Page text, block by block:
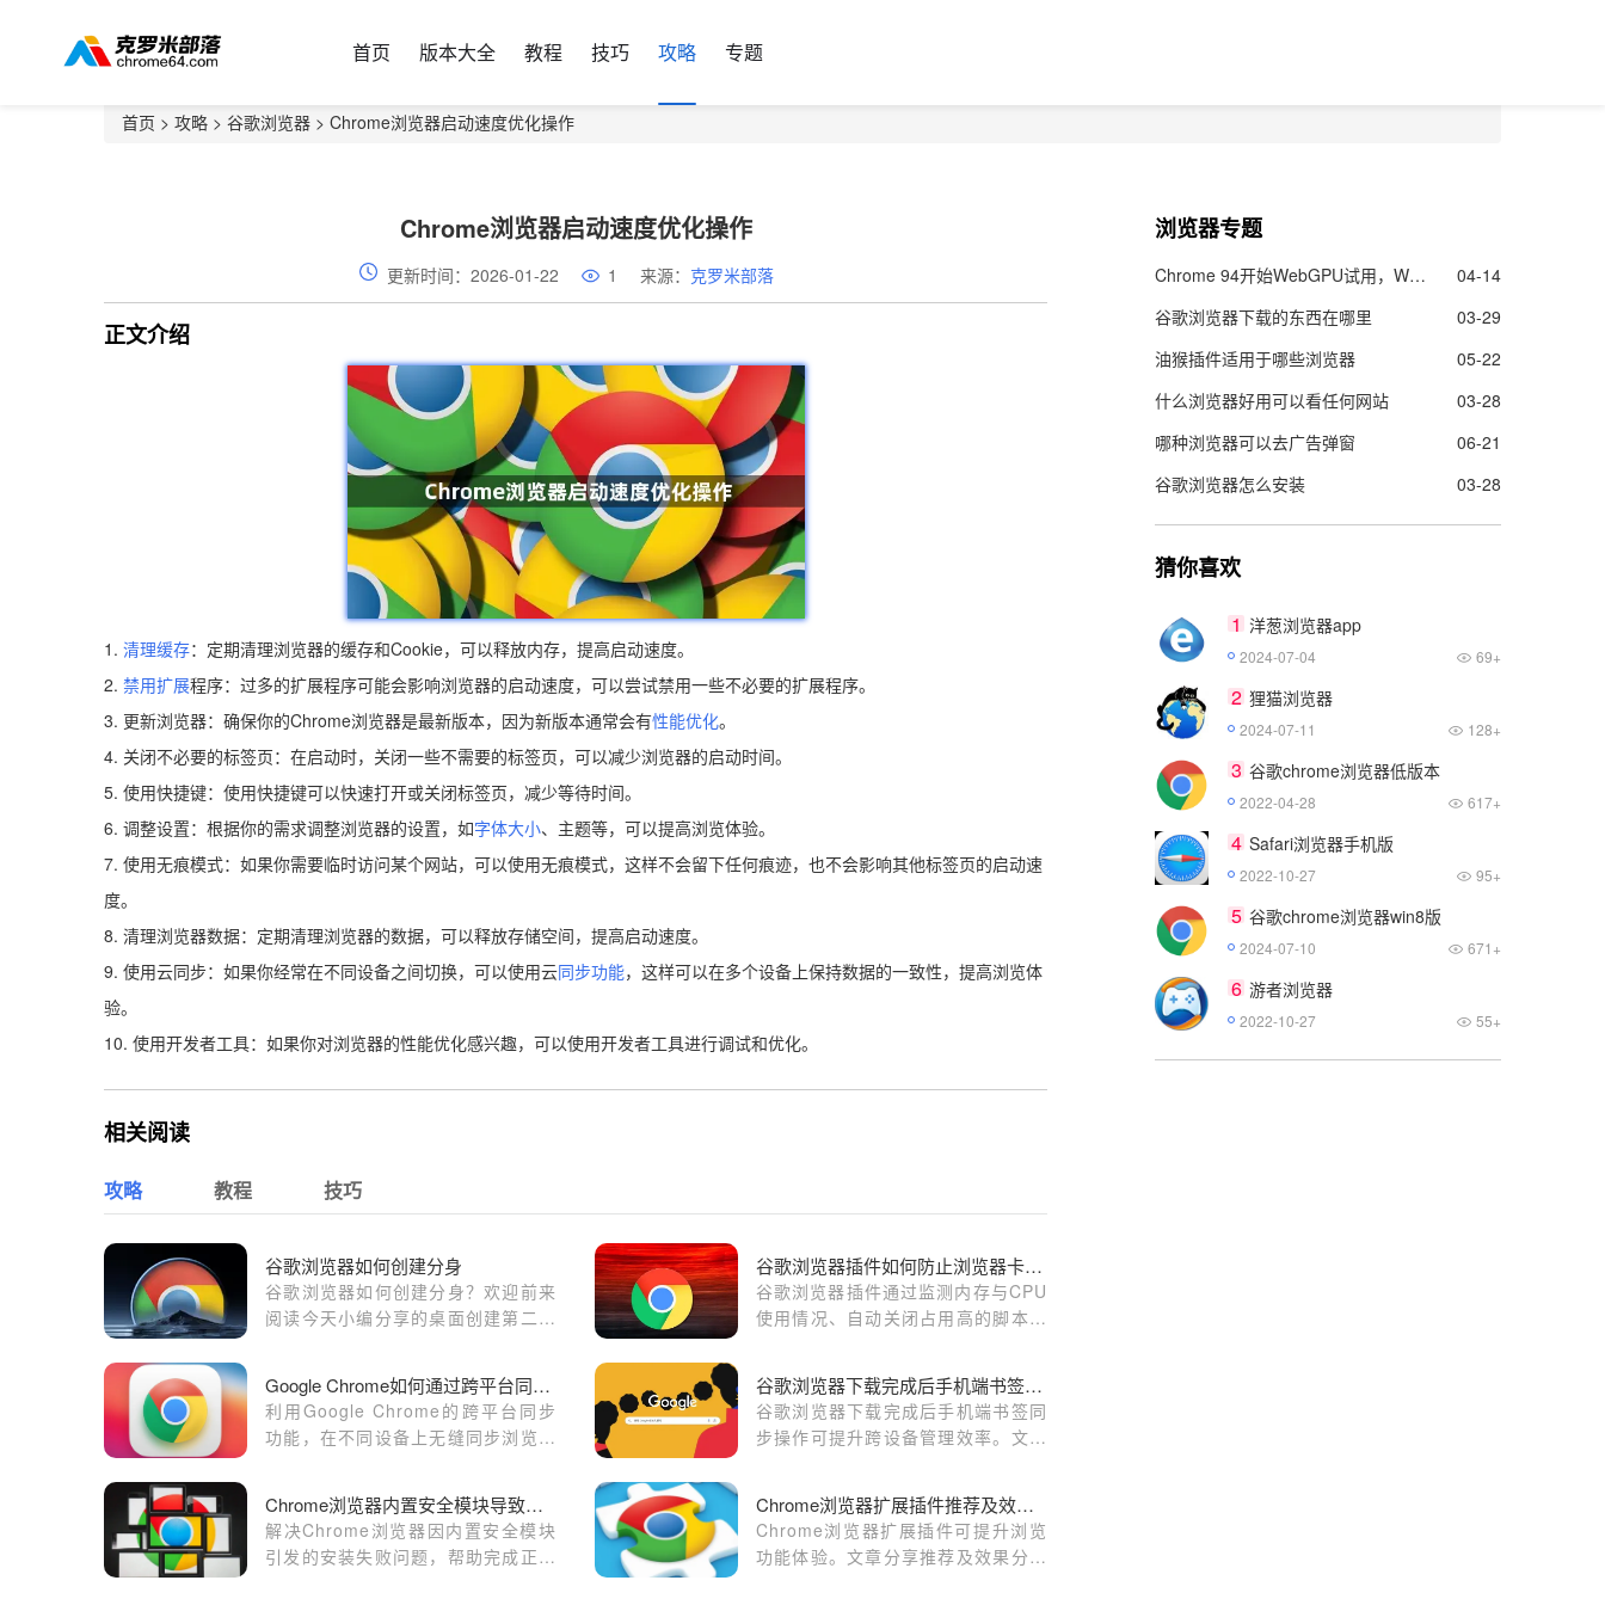
首页 版本大全 教程 技巧 攻略 专题
首页 > 攻略 > 谷歌浏览器 > Chrome浏览器启动速度优化操作
Chrome浏览器启动速度优化操作
更新时间：2026-01-22 1 来源： 克罗米部落
正文介绍
1. 清理缓存：定期清理浏览器的缓存和Cookie，可以释放内存，提高启动速度。
2. 禁用扩展程序：过多的扩展程序可能会影响浏览器的启动速度，可以尝试禁用一些不必要的扩展程序。
3. 更新浏览器：确保你的Chrome浏览器是最新版本，因为新版本通常会有性能优化。
4. 关闭不必要的标签页：在启动时，关闭一些不需要的标签页，可以减少浏览器的启动时间。
5. 使用快捷键：使用快捷键可以快速打开或关闭标签页，减少等待时间。
6. 调整设置：根据你的需求调整浏览器的设置，如字体大小、主题等，可以提高浏览体验。
7. 使用无痕模式：如果你需要临时访问某个网站，可以使用无痕模式，这样不会留下任何痕迹，也不会影响其他标签页的启动速
度。
8. 清理浏览器数据：定期清理浏览器的数据，可以释放存储空间，提高启动速度。
9. 使用云同步：如果你经常在不同设备之间切换，可以使用云同步功能，这样可以在多个设备上保持数据的一致性，提高浏览体
验。
10. 使用开发者工具：如果你对浏览器的性能优化感兴趣，可以使用开发者工具进行调试和优化。
相关阅读
攻略 教程 技巧
谷歌浏览器如何创建分身
谷歌浏览器如何创建分身？欢迎前来
阅读今天小编分享的桌面创建第二个
谷歌浏览器插件如何防止浏览器卡顿崩溃
谷歌浏览器插件通过监测内存与CPU
使用情况、自动关闭占用高的脚本和
能与稳定性。
Google Chrome如何通过跨平台同步提升浏览器效率
利用Google Chrome的跨平台同步
功能，在不同设备上无缝同步浏览器
谷歌浏览器下载完成后手机端书签同步优化操作
谷歌浏览器下载完成后手机端书签同
步操作可提升跨设备管理效率。文章
夹，实现便捷浏览。
Chrome浏览器内置安全模块导致安装失败的处理方式
解决Chrome浏览器因内置安全模块
引发的安装失败问题，帮助完成正常
Chrome浏览器扩展插件推荐及效果分析方案
Chrome浏览器扩展插件可提升浏览
功能体验。文章分享推荐及效果分析
浏览器专题
Chrome 94开始WebGPU试用，Web的图像渲染及机器学能力更强了
04-14
谷歌浏览器下载的东西在哪里
03-29
油猴插件适用于哪些浏览器
05-22
什么浏览器好用可以看任何网站
03-28
哪种浏览器可以去广告弹窗
06-21
谷歌浏览器怎么安装
03-28
猜你喜欢
1 洋葱浏览器app
2024-07-04 69+
2 狸猫浏览器
2024-07-11 128+
3 谷歌chrome浏览器低版本
2022-04-28 617+
4 Safari浏览器手机版
2022-10-27 95+
5 谷歌chrome浏览器win8版
2024-07-10 671+
6 游者浏览器
2022-10-27 55+